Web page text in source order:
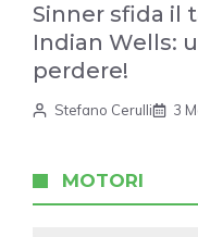
Sinner sfida il
Indian Wells:
perdere!
Stefano Cerulli 3
MOTORI